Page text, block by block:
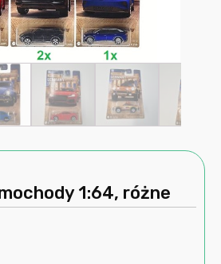
1:64, różne